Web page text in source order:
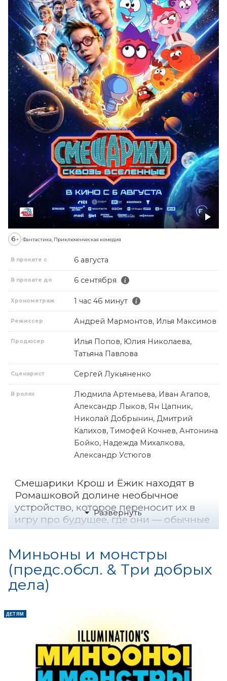
6+ Фантастика, Приключенческая комедия
В прокате с 6 августа
В прокате до 6 сентября
Хронометраж 1 час 46 минут
Режиссер Андрей Мармонтов, Илья Максимов
Продюсер
Илья Попов, Юлия Николаева,
Татьяна Павлова
Сценарист Сергей Лукьяненко
В ролях
Людмила Артемьева, Иван Агапов,
Александр Лыков, Ян Цапник,
Николай Добрынин, Дмитрий
Калихов, Тимофей Кочнев, Антонина
Бойко, Надежда Михалкова,
Александр Устюгов
Смешарики Крош и Ёжик находят в
Ромашковой долине необычное
устройство, которое переносит их в
игру про будущее, где они — обычные
дети на космическом корабле,
начинаются тогда, когда герои
осознают – это не игра.
Миньоны и монстры
(предс.обсл. & Три добрых
дела)
ДЕТЯМ